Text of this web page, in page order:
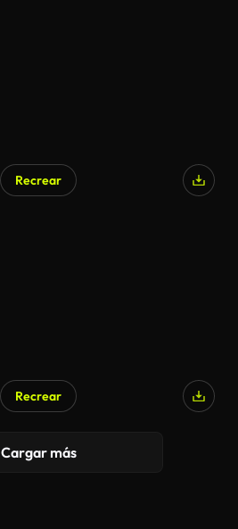
Recrear
Recrear
Cargar más